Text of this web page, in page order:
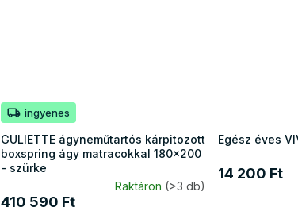
ingyenes
GULIETTE ágyneműtartós kárpitozott
boxspring ágy matracokkal 180x200
- szürke
Raktáron (>3 db)
410 590 Ft
Egész éves
14 200 Ft